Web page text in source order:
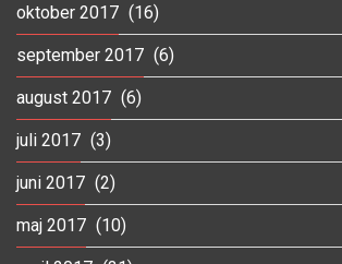
oktober 2017 (16)
september 2017 (6)
august 2017 (6)
juli 2017 (3)
juni 2017 (2)
maj 2017 (10)